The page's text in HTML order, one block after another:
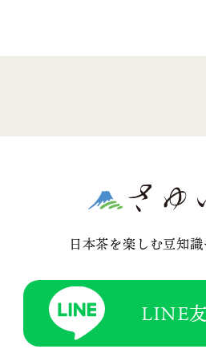
日本茶を楽しむ豆知識
LINE